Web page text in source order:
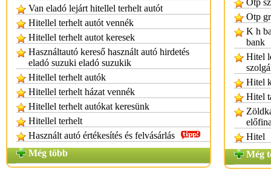
Van eladó lejárt hitellel terhelt autót
Hitellel terhelt autót vennék
Hitellel terhelt autot keresek
Használtautó kereső használt autó hirdetés
eladó suzuki eladó suzukik
Hitellel terhelt autók
Hitellel terhelt házat vennék
Hitellel terhelt autókat keresünk
Hitellel terhelt
Használt autó értékesítés és felvásárlás
Még több
Otp
Otp
K h
bank
Hitel
Hitel
Hitel
Hitel
Még